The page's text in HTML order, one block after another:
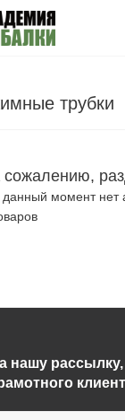
трубки
сожалению,
данный момент нет
нашу рассылку,